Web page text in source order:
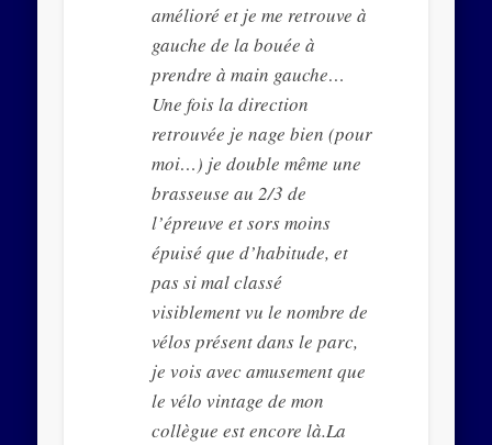
amélioré et je me retrouve à
gauche de la bouée à
prendre à main gauche…
Une fois la direction
retrouvée je nage bien (pour
moi…) je double même une
brasseuse au 2/3 de
l’épreuve et sors moins
épuisé que d’habitude, et
pas si mal classé
visiblement vu le nombre de
vélos présent dans le parc,
je vois avec amusement que
le vélo vintage de mon
collègue est encore là.La